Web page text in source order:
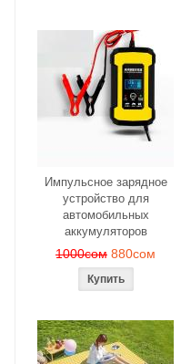
Импульсное зарядное
устройство для
автомобильных
аккумуляторов
1000сом 880сом